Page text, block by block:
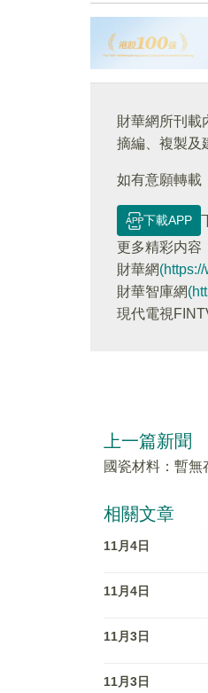
財華網所刊載
摘編、複製及
如有意願轉載
下載APP
更多精彩内容
財華網
財華智庫網
現代電視
上一篇新聞
國瓷材料：暫無
相關文章
11月4日
11月4日
11月3日
11月3日